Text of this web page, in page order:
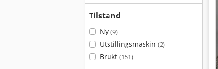
Tilstand
Ny (9)
Utstillingsmaskin (2)
Brukt (151)